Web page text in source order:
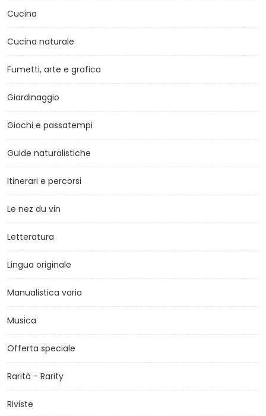
Cucina
Cucina naturale
Fumetti, arte e grafica
Giardinaggio
Giochi e passatempi
Guide naturalistiche
Itinerari e percorsi
Le nez du vin
Letteratura
Lingua originale
Manualistica varia
Musica
Offerta speciale
Rarità - Rarity
Riviste